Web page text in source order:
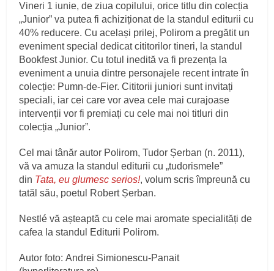
Vineri 1 iunie, de ziua copilului, orice titlu din colecția
„Junior” va putea fi achiziționat de la standul editurii cu
40% reducere. Cu același prilej, Polirom a pregătit un
eveniment special dedicat cititorilor tineri, la standul
Bookfest Junior. Cu totul inedită va fi prezența la
eveniment a unuia dintre personajele recent intrate în
colecție: Pumn-de-Fier. Cititorii juniori sunt invitați
speciali, iar cei care vor avea cele mai curajoase
intervenții vor fi premiați cu cele mai noi titluri din
colecția „Junior”.
Cel mai tânăr autor Polirom, Tudor Șerban (n. 2011),
vă va amuza la standul editurii cu „tudorismele”
din Tata, eu glumesc serios!, volum scris împreună cu
tatăl său, poetul Robert Șerban.
Nestlé vă așteaptă cu cele mai aromate specialități de
cafea la standul Editurii Polirom.
Autor foto: Andrei Simionescu-Panait